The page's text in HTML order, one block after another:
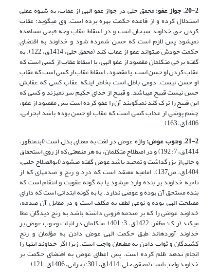
20-2. جواز عفو:
محقق حلی در جواز عفو الهی از عقاب، به شیوه عقلی
استدلال کرده و از قاعده حکمت بهره برده است. وی می­گوید: عقاب
کردن حق خداوند سبحان است و در اسقاط عقاب وجه قبحی مشاهده
نمی­شود پس لازم است که حسن شمرده شود و خداوند به اقتضای
حکمت خودش می­تواند عفو از عقاب کند (محقق حلی، 1414ق، 122). به
گفته برخی متکلمان مقصود از عفو الهی، یا اسقاط عقاب از کسی است که
عقاب کردن او حسن است. یا مقصود، اسقاط عقاب از کسی است که عقاب
او حسن نیست. دومی باطل است بخاطر اینکه عقاب کسی که عقابش
حسن نیست قبیح می­باشد. و قبیح از خدای حکیم سر نمی­زند و کسی که
این قبیح را ترک کند نمی­گویند آن را عفو کرده است پس مقصود از عفو،
چشم پوشی از عذاب کسی است که عقاب او حسن بوده باشد (بحرانی،
1406ق، 163).
21-2. وجوب عوض:
واژه عوض در لغت به معنای بدل است (ابن­منظور،
1414ق، 7: 192) و در اصطلاح متکلمان، به هر منفعتی که از روی استحقاق
و خالی از بزرگداشت و تمجید باشد عوض گفته می­شود (ابوالصلاح حلبی،
1404ق، ص137). امامیه معتقد است که درد و رنج و صدمه­ای که از
ناحیه خداوند بر بنده وارد می­شود یا به گونه عقوبت و انتقام است که
بنده مستحق آن بوده و عوضی ندارد. یا به گونه ابتدائی است که دارای
مصلحت الهی بوده و نوعی لطف به مکلف است و در مقابل آن صدمه،
خداوند عوضی را که بر صدمه فزونی داشته باشد به رنج دیدگان عطا
می­کند (ر.ک: مظفر، 1422ق، 3: 401). متکلمان در اثبات وجوب عوض بر
خداوند آورده­اند طبق حکمت الهی عوض دادن به مؤلِمان و رنج
کشیدگان و ثواب دادن به مطیعان واجب است. زیرا اگر خداوند این­ها را
انجام ندهد ظلم کرده است. پس اعطای عوض به اقتضای حکمت بر
خداوند واجب است (محقق حلی، 1414ق، 301؛ بحرانی، 1406ق، 121).